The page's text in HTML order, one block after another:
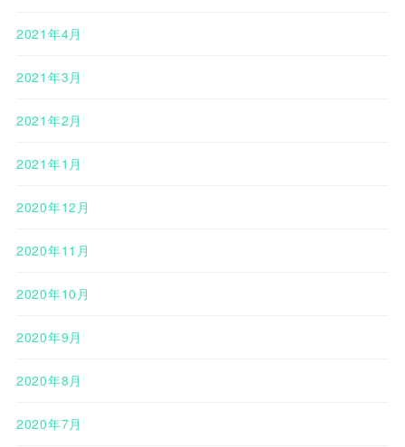
2021年4月
2021年3月
2021年2月
2021年1月
2020年12月
2020年11月
2020年10月
2020年9月
2020年8月
2020年7月